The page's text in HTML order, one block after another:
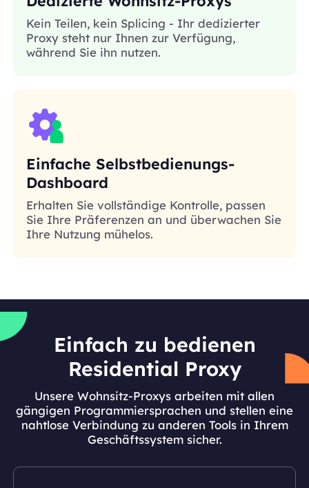
Kein Teilen, kein Splicing - Ihr dedizierter
Proxy steht nur Ihnen zur Verfügung,
während Sie ihn nutzen.
Einfache Selbstbedienungs-
Dashboard
Erhalten Sie vollständige Kontrolle, passen
Sie Ihre Präferenzen an und überwachen Sie
Ihre Nutzung mühelos.
Einfach zu bedienen
Residential Proxy
Unsere Wohnsitz-Proxys arbeiten mit allen
gängigen Programmiersprachen und stellen eine
nahtlose Verbindung zu anderen Tools in Ihrem
Geschäftssystem sicher.